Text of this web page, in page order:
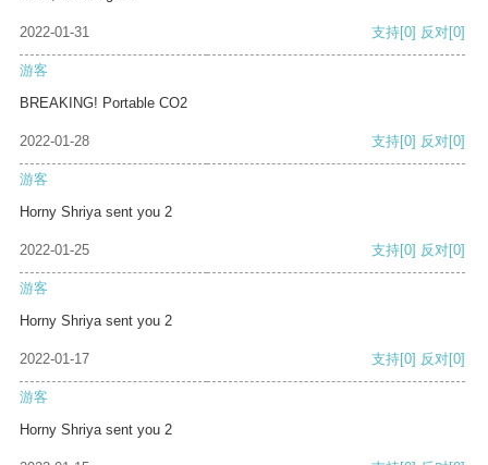
2022-01-31 支持[0] 反对[0]
游客
BREAKING! Portable CO2
2022-01-28 支持[0] 反对[0]
游客
Horny Shriya sent you 2
2022-01-25 支持[0] 反对[0]
游客
Horny Shriya sent you 2
2022-01-17 支持[0] 反对[0]
游客
Horny Shriya sent you 2